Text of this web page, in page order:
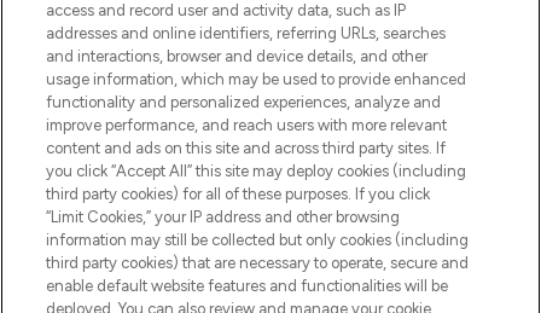
Lieferung ab einem Einkaufswert von 30€.
Cookie-Einwilligung
Do Not Sell or Share My Personal
Information
HILFE & INFORMATION
IMPRESSUM
access and record user and activity data, such as IP
addresses and online identifiers, referring URLs, searches
and interactions, browser and device details, and other
usage information, which may be used to provide enhanced
functionality and personalized experiences, analyze and
improve performance, and reach users with more relevant
content and ads on this site and across third party sites. If
you click “Accept All” this site may deploy cookies (including
third party cookies) for all of these purposes. If you click
“Limit Cookies,” your IP address and other browsing
information may still be collected but only cookies (including
third party cookies) that are necessary to operate, secure and
enable default website features and functionalities will be
deployed. You can also review and manage your cookie